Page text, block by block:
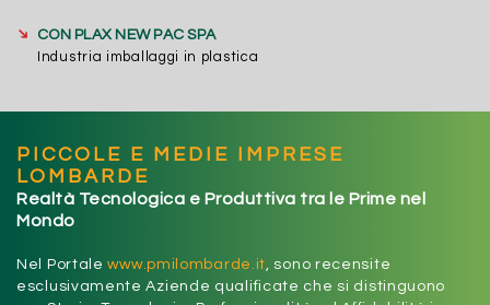
➔
CON PLAX NEW PAC SPA
Industria imballaggi in plastica
PICCOLE E MEDIE IMPRESE
LOMBARDE
Realtà Tecnologica e Produttiva tra le Prime nel
Mondo
Nel Portalewww.pmilombarde.it, sono recensite
esclusivamente Aziende qualificate che si distinguono